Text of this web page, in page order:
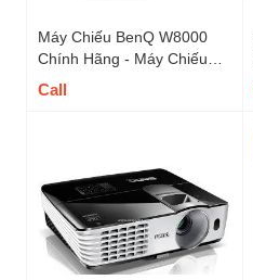
Máy Chiếu BenQ W8000
Chính Hãng - Máy Chiếu
Phim 3D
Call